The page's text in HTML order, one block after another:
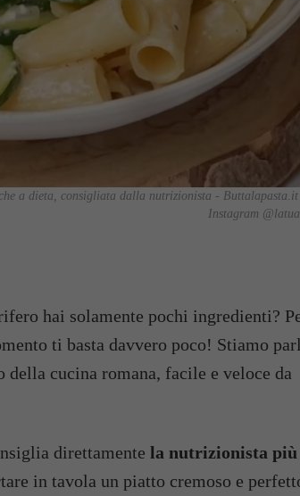
a dieta, consigliata dalla nutrizionista -
Instagram
hai solamente pochi ingredienti?
ti basta davvero poco! Stiamo
della cucina romana, facile e veloce da
direttamente la nutrizionista più
in tavola un piatto cremoso e